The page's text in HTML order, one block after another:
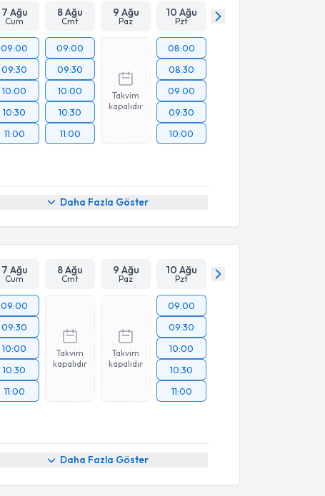
7 Ağu
Cum
8 Ağu
Cmt
9 Ağu
Paz
10 Ağu
Pzt
09:00
09:30
10:00
10:30
11:00
09:00
09:30
10:00
10:30
11:00
Takvim
kapalıdır
08:00
08:30
09:00
09:30
10:00
Daha Fazla Göster
7 Ağu
Cum
8 Ağu
Cmt
9 Ağu
Paz
10 Ağu
Pzt
09:00
09:30
10:00
10:30
11:00
Takvim
kapalıdır
Takvim
kapalıdır
09:00
09:30
10:00
10:30
11:00
Daha Fazla Göster